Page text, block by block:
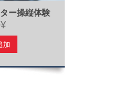
ー操縦体験
加